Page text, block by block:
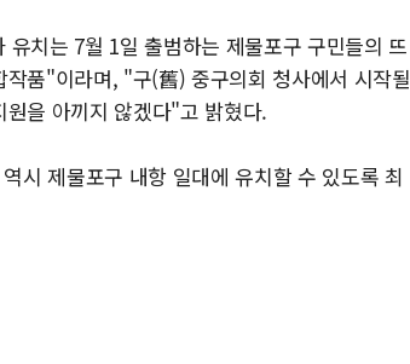
치는 7월 1일 출범하는 제물포구 구민들의 뜨
품"이라며, "구(舊) 중구의회 청사에서 시작될
을 아끼지 않겠다"고 밝혔다.
시 제물포구 내항 일대에 유치할 수 있도록 최